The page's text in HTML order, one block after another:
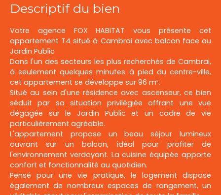
Descriptif du bien
Votre agence FOX HABITAT vous présente cet
appartement T4 situé à Cambrai avec balcon face au
Jardin Public
Dans l'un des secteurs les plus recherchés de Cambrai,
à seulement quelques minutes à pied du centre-ville,
cet appartement se développe sur 96 m².
Situé au sein d'une résidence avec ascenseur, ce bien
séduit par sa situation privilégiée offrant une vue
dégagée sur le Jardin Public et un cadre de vie
particulièrement agréable.
L'appartement propose un beau séjour lumineux
ouvrant sur un balcon, idéal pour profiter de
l'environnement verdoyant. La cuisine équipée apporte
confort et fonctionnalité au quotidien.
Pensé pour une vie pratique, le logement dispose
également de nombreux espaces de rangement, un